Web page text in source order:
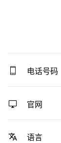
电话号码
官网
语言